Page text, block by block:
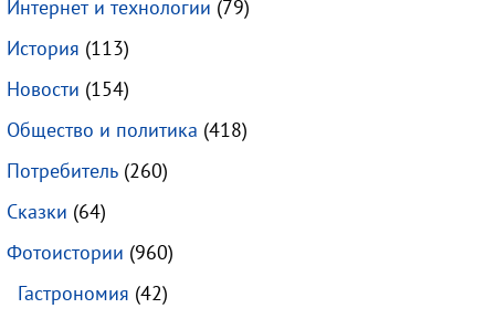
Интернет и технологии (79)
История (113)
Новости (154)
Общество и политика (418)
Потребитель(260)
Сказки (64)
Фотоистории (960)
Гастрономия (42)